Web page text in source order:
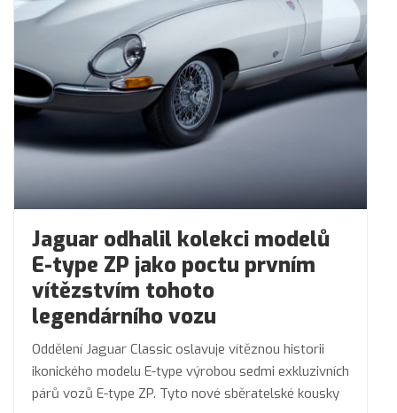
Jaguar odhalil kolekci modelů
E-type ZP jako poctu prvním
vítězstvím tohoto
legendárního vozu
Oddělení Jaguar Classic oslavuje vítěznou historii
ikonického modelu E-type výrobou sedmi exkluzivních
párů vozů E-type ZP. Tyto nové sběratelské kousky